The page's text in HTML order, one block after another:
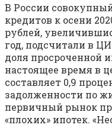
В России
кредитов к осени
рублей,
год, подсчитали в
доля просроченной
настоящее время в
составляет 0,9
задолженности по
первичный рынок
«плохих» ипотек.